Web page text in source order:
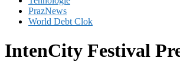
PrazNews
World Debt Clok
IntenCity Festival